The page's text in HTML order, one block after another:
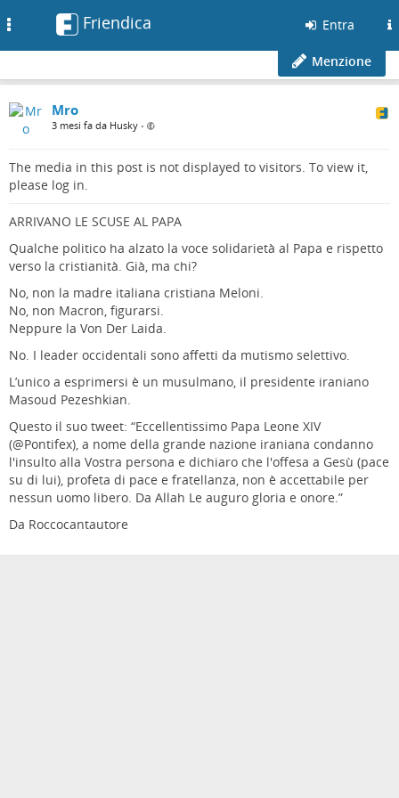
Friendica Entra
Menzione
Mro
3 mesi fa da Husky •
The media in this post is not displayed to visitors. To view it,
please log in.
ARRIVANO LE SCUSE AL PAPA
Qualche politico ha alzato la voce solidarietà al Papa e rispetto
verso la cristianità. Già, ma chi?
No, non la madre italiana cristiana Meloni.
No, non Macron, figurarsi.
Neppure la Von Der Laida.
No. I leader occidentali sono affetti da mutismo selettivo.
L’unico a esprimersi è un musulmano, il presidente iraniano
Masoud Pezeshkian.
Questo il suo tweet: “Eccellentissimo Papa Leone XIV
(@Pontifex), a nome della grande nazione iraniana condanno
l'insulto alla Vostra persona e dichiaro che l'offesa a Gesù (pace
su di lui), profeta di pace e fratellanza, non è accettabile per
nessun uomo libero. Da Allah Le auguro gloria e onore.”
Da Roccocantautore